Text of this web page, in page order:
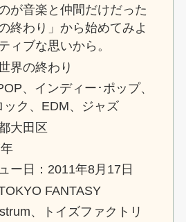
が音楽と仲間だけだった
終わり」から始めてみよ
ィブな思いから。
界の終わり
、インディー･ポップ、
ック、EDM、ジャズ
大田区
ー日：2011年8月17日
FANTASY
、トイズファクトリ